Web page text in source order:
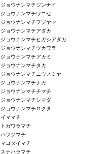
ジョウナンマチジンナイ
ジョウナンマチワニゼ
ジョウナンマチフジヤマ
ジョウナンマチアダカ
ジョウナンマチヒガシアダカ
ジョウナンマチツカワラ
ジョウナンマチアカミ
ジョウナンマチタカ
ジョウナンマチニウノミヤ
ジョウナンマチナガ
ジョウナンマチチマチ
ジョウナンマチシマダ
ジョウナンマチロクタ
イママチ
トガワラマチ
ハフジマチ
マゴダイマチ
スナハラマチ